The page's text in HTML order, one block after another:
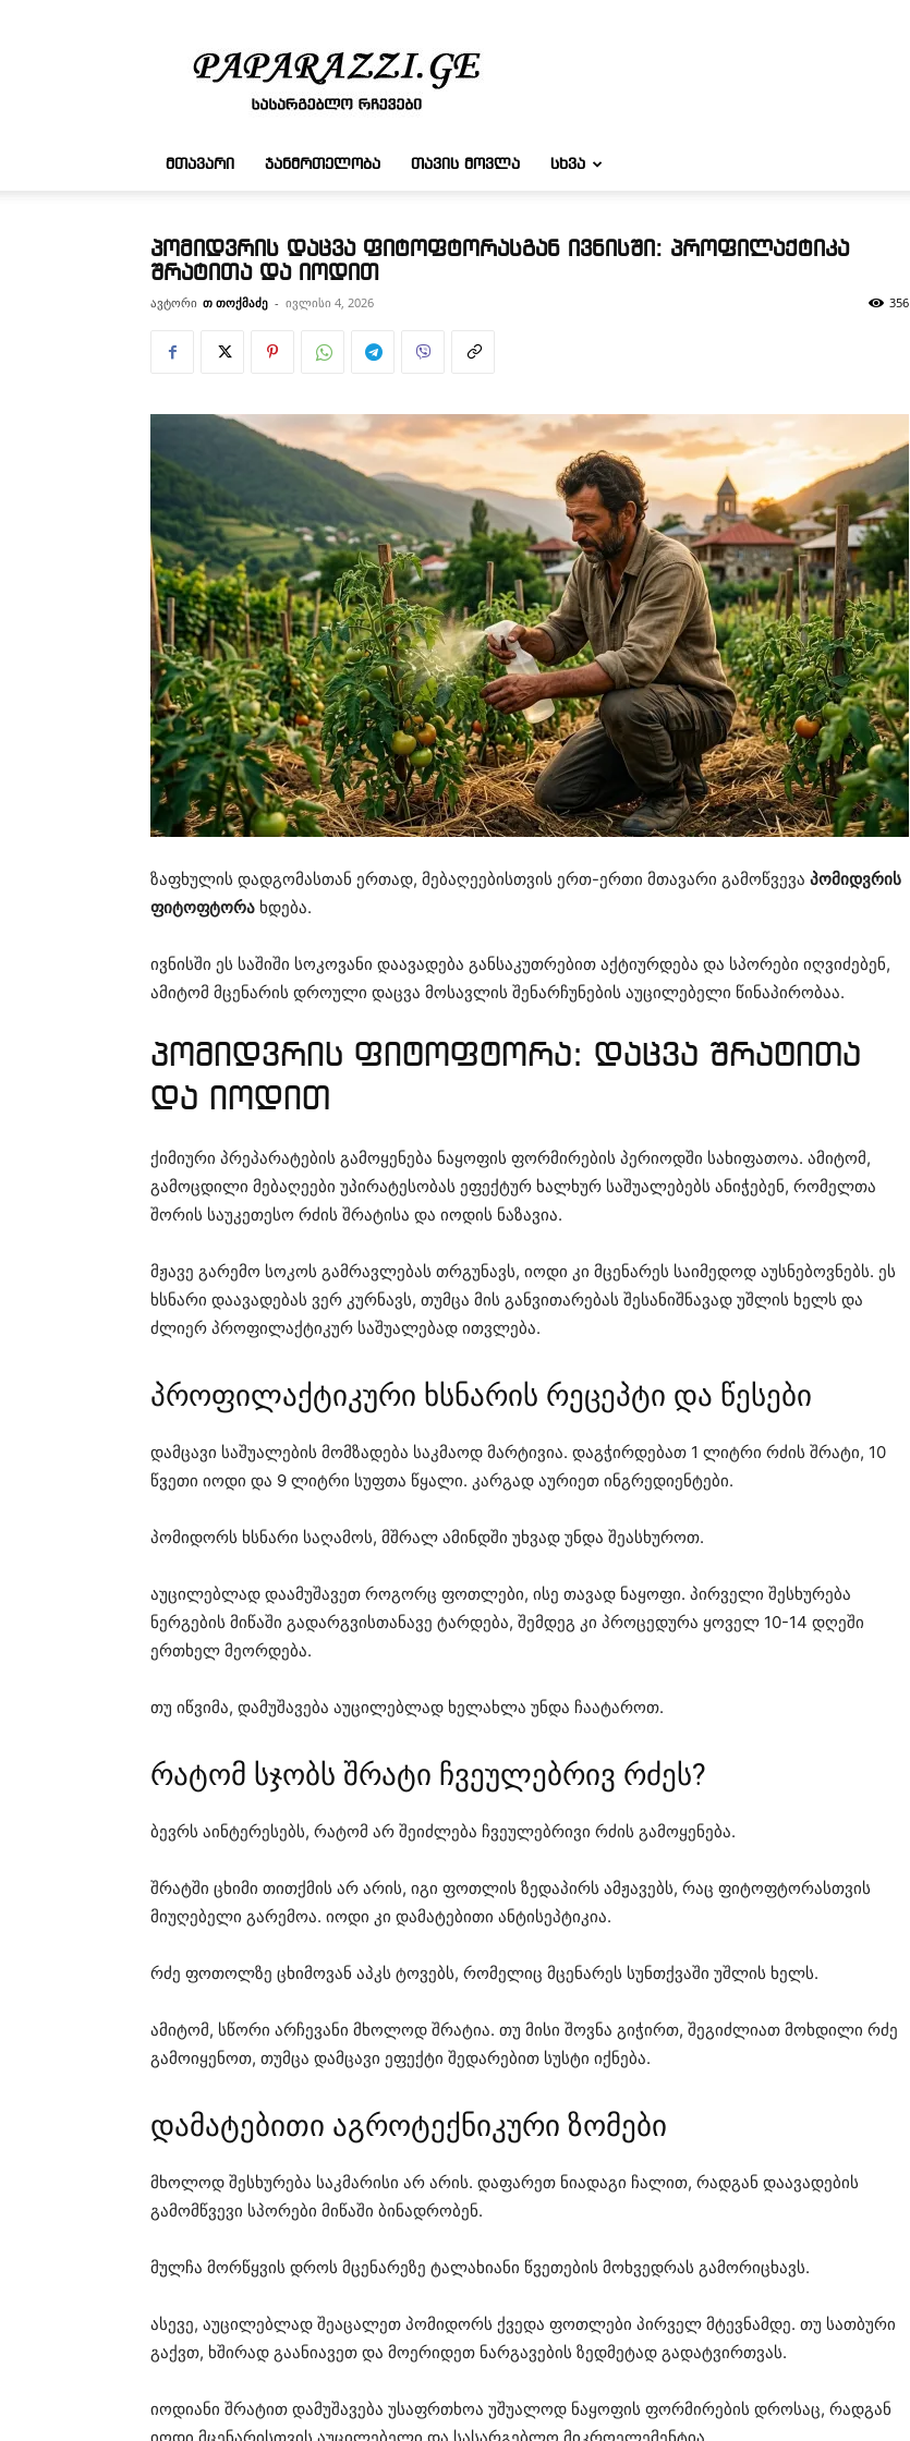
რჩევები
ᲛᲗᲐᲕᲐᲠᲘ ᲯᲐᲜᲛᲠᲗᲔᲚᲝᲑᲐ ᲗᲐᲕᲘᲡ ᲛᲝᲕᲚᲐ ᲡᲮᲕᲐ
პომიდვრის დაცვა ფიტოფტორასგან ივნისში: პროფილაქტიკა
შრატითა და იოდით
ავტორი თ თოქმაძე - ივლისი 4, 2026 356
ზაფხულის დადგომასთან ერთად, მებაღეებისთვის ერთ-ერთი მთავარი გამოწვევა პომიდვრის
ფიტოფტორა ხდება.
ივნისში ეს საშიში სოკოვანი დაავადება განსაკუთრებით აქტიურდება და სპორები იღვიძებენ,
ამიტომ მცენარის დროული დაცვა მოსავლის შენარჩუნების აუცილებელი წინაპირობაა.
პომიდვრის ფიტოფტორა: დაცვა შრატითა
და იოდით
ქიმიური პრეპარატების გამოყენება ნაყოფის ფორმირების პერიოდში სახიფათოა. ამიტომ,
გამოცდილი მებაღეები უპირატესობას ეფექტურ ხალხურ საშუალებებს ანიჭებენ, რომელთა
შორის საუკეთესო რძის შრატისა და იოდის ნაზავია.
მჟავე გარემო სოკოს გამრავლებას თრგუნავს, იოდი კი მცენარეს საიმედოდ აუსნებოვნებს. ეს
ხსნარი დაავადებას ვერ კურნავს, თუმცა მის განვითარებას შესანიშნავად უშლის ხელს და
ძლიერ პროფილაქტიკურ საშუალებად ითვლება.
პროფილაქტიკური ხსნარის რეცეპტი და წესები
დამცავი საშუალების მომზადება საკმაოდ მარტივია. დაგჭირდებათ 1 ლიტრი რძის შრატი, 10
წვეთი იოდი და 9 ლიტრი სუფთა წყალი. კარგად აურიეთ ინგრედიენტები.
პომიდორს ხსნარი საღამოს, მშრალ ამინდში უხვად უნდა შეასხუროთ.
აუცილებლად დაამუშავეთ როგორც ფოთლები, ისე თავად ნაყოფი. პირველი შესხურება
ნერგების მიწაში გადარგვისთანავე ტარდება, შემდეგ კი პროცედურა ყოველ 10-14 დღეში
ერთხელ მეორდება.
თუ იწვიმა, დამუშავება აუცილებლად ხელახლა უნდა ჩაატაროთ.
რატომ სჯობს შრატი ჩვეულებრივ რძეს?
ბევრს აინტერესებს, რატომ არ შეიძლება ჩვეულებრივი რძის გამოყენება.
შრატში ცხიმი თითქმის არ არის, იგი ფოთლის ზედაპირს ამჟავებს, რაც ფიტოფტორასთვის
მიუღებელი გარემოა. იოდი კი დამატებითი ანტისეპტიკია.
რძე ფოთოლზე ცხიმოვან აპკს ტოვებს, რომელიც მცენარეს სუნთქვაში უშლის ხელს.
ამიტომ, სწორი არჩევანი მხოლოდ შრატია. თუ მისი შოვნა გიჭირთ, შეგიძლიათ მოხდილი რძე
გამოიყენოთ, თუმცა დამცავი ეფექტი შედარებით სუსტი იქნება.
დამატებითი აგროტექნიკური ზომები
მხოლოდ შესხურება საკმარისი არ არის. დაფარეთ ნიადაგი ჩალით, რადგან დაავადების
გამომწვევი სპორები მიწაში ბინადრობენ.
მულჩა მორწყვის დროს მცენარეზე ტალახიანი წვეთების მოხვედრას გამორიცხავს.
ასევე, აუცილებლად შეაცალეთ პომიდორს ქვედა ფოთლები პირველ მტევნამდე. თუ სათბური
გაქვთ, ხშირად გაანიავეთ და მოერიდეთ ნარგავების ზედმეტად გადატვირთვას.
იოდიანი შრატით დამუშავება უსაფრთხოა უშუალოდ ნაყოფის ფორმირების დროსაც, რადგან